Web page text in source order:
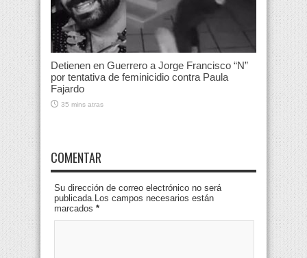
Detienen en Guerrero a Jorge Francisco “N”
por tentativa de feminicidio contra Paula
Fajardo
35 mins atras
COMENTAR
Su dirección de correo electrónico no será
publicada.Los campos necesarios están
marcados *